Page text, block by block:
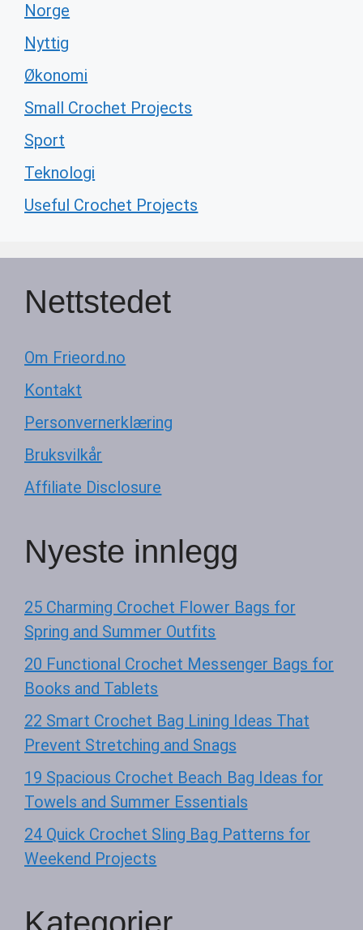
Norge
Nyttig
Økonomi
Small Crochet Projects
Sport
Teknologi
Useful Crochet Projects
Nettstedet
Om Frieord.no
Kontakt
Personvernerklæring
Bruksvilkår
Affiliate Disclosure
Nyeste innlegg
25 Charming Crochet Flower Bags for
Spring and Summer Outfits
20 Functional Crochet Messenger Bags for
Books and Tablets
22 Smart Crochet Bag Lining Ideas That
Prevent Stretching and Snags
19 Spacious Crochet Beach Bag Ideas for
Towels and Summer Essentials
24 Quick Crochet Sling Bag Patterns for
Weekend Projects
Kategorier